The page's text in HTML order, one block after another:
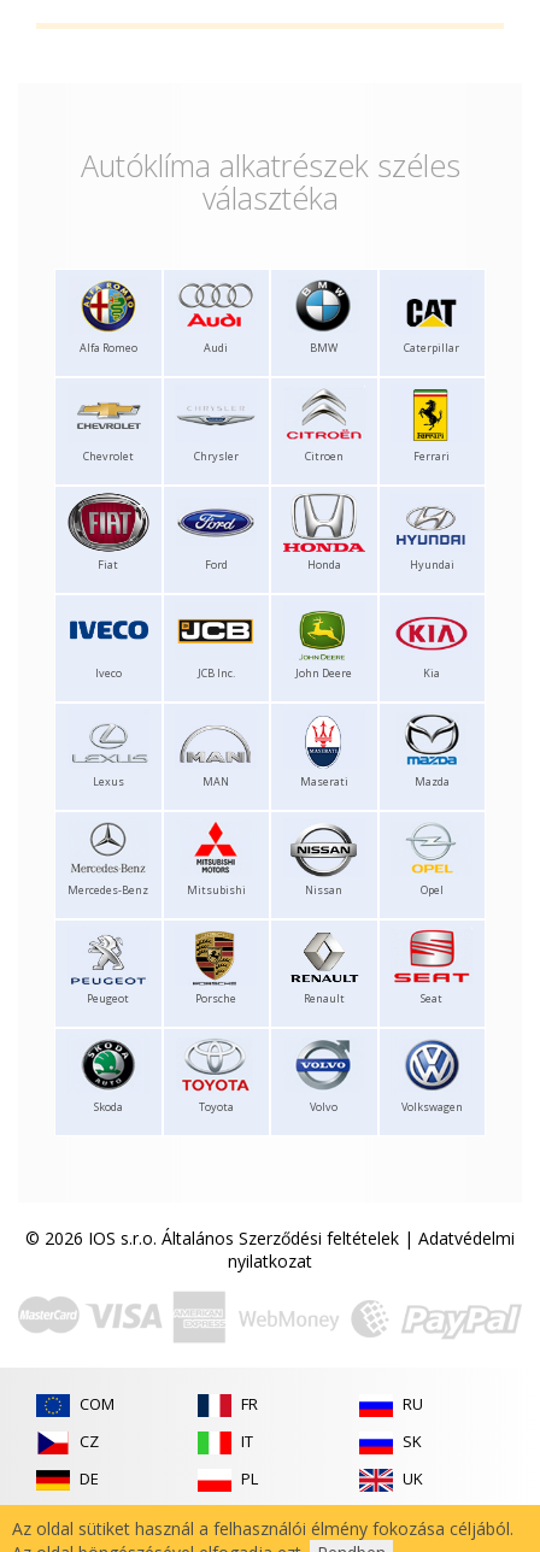
Autóklíma alkatrészek széles
választéka
Alfa Romeo Audi BMW Caterpillar
Chevrolet Chrysler Citroen Ferrari
Fiat Ford Honda Hyundai
Iveco JCB Inc. John Deere Kia
Lexus MAN Maserati Mazda
Mercedes-Benz Mitsubishi Nissan Opel
Peugeot Porsche Renault Seat
Skoda Toyota Volvo Volkswagen
© 2026 IOS s.r.o. Általános Szerződési feltételek | Adatvédelmi
nyilatkozat
COM
CZ
DE
FR
IT
PL
RU
SK
UK
Az oldal sütiket használ a felhasználói élmény fokozása céljából.